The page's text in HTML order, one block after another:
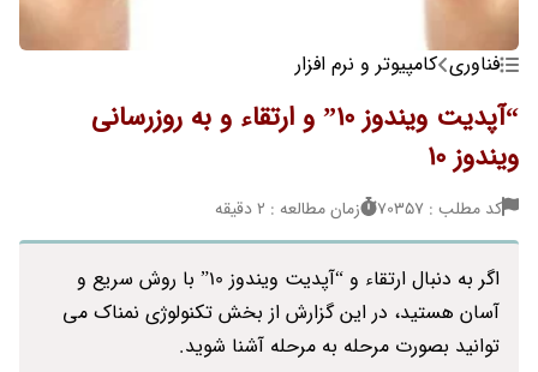
فناوری کامپیوتر و نرم افزار
“آپدیت ویندوز 10” و ارتقاء و به روزرسانی
ویندوز 10
کد مطلب : 70357 زمان مطالعه : 2 دقیقه
اگر به دنبال ارتقاء و “آپدیت ویندوز 10” با روش سریع و
آسان هستید، در این گزارش از بخش تکنولوژی نمناک می
توانید بصورت مرحله به مرحله آشنا شوید.